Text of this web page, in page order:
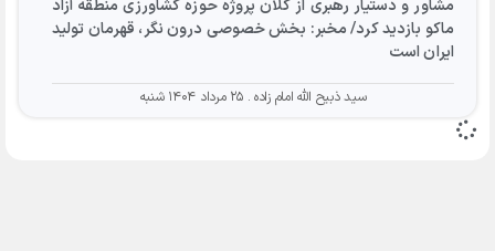
مشاور و دستیار رهبری از کلان پروژه حوزه کشاورزی منطقه آزاد
ماکو بازدید کرد/ مخبر: بخش خصوصی درون نگر، قهرمان تولید
ایران است
سید ذبیح الله امام زاده ۲۵ مرداد ۱۴۰۴ شنبه